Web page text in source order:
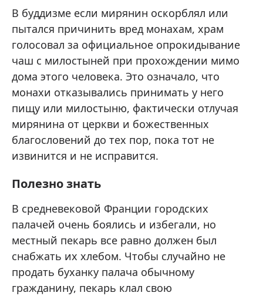
В буддизме если мирянин оскорблял или
пытался причинить вред монахам, храм
голосовал за официальное опрокидывание
чаш с милостыней при прохождении мимо
дома этого человека. Это означало, что
монахи отказывались принимать у него
пищу или милостыню, фактически отлучая
мирянина от церкви и божественных
благословений до тех пор, пока тот не
извинится и не исправится.
Полезно знать
В средневековой Франции городских
палачей очень боялись и избегали, но
местный пекарь все равно должен был
снабжать их хлебом. Чтобы случайно не
продать буханку палача обычному
гражданину, пекарь клал свою